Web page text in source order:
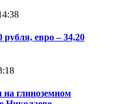
евро – 34,20
глиноземном